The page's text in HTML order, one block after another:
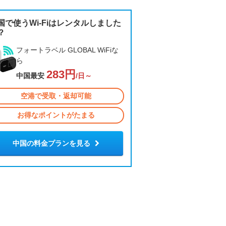
で使うWi-Fiはレンタルしました
フォートラベル GLOBAL WiFiな
ら
中国最安 283円 /日～
空港で受取・返却可能
お得なポイントがたまる
中国の料金プランを見る